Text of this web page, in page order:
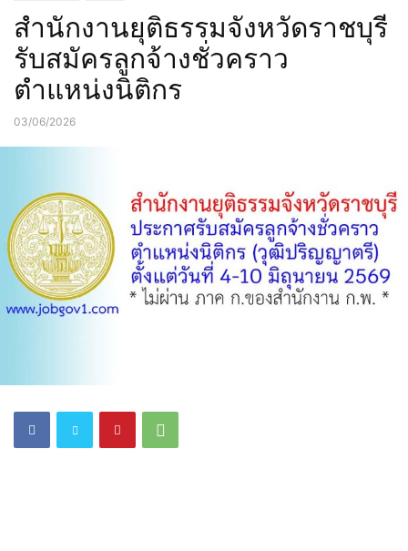
สำนักงานยุติธรรมจังหวัดราชบุรี
รับสมัครลูกจ้างชั่วคราว
ตำแหน่งนิติกร
03/06/2026